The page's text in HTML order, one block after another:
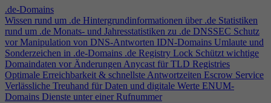
.de-Domains
Wissen rund um .de Hintergrundinformationen über .de Statistiken
rund um .de Monats- und Jahresstatistiken zu .de DNSSEC Schutz
vor Manipulation von DNS-Antworten IDN-Domains Umlaute und
Sonderzeichen in .de-Domains .de Registry Lock Schützt wichtige
Domaindaten vor ÄnderungenAnycast für TLD Registries
Optimale Erreichbarkeit & schnellste Antwortzeiten Escrow Service
Verlässliche Treuhand für Daten und digitale Werte ENUM-
Domains Dienste unter einer Rufnummer